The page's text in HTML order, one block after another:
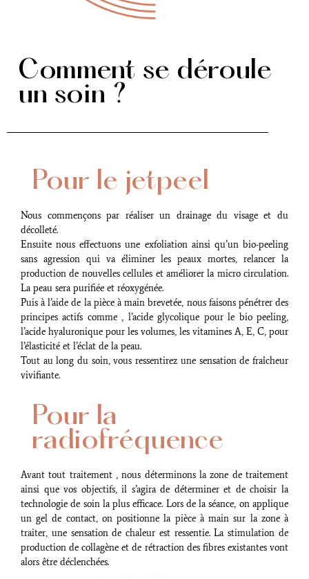
Comment se déroule
un soin ?
Pour le jetpeel
Nous commençons par réaliser un drainage du visage et du
décolleté.
Ensuite nous effectuons une exfoliation ainsi qu’un bio-peeling
sans agression qui va éliminer les peaux mortes, relancer la
production de nouvelles cellules et améliorer la micro circulation.
La peau sera purifiée et réoxygénée.
Puis à l’aide de la pièce à main brevetée, nous faisons pénétrer des
principes actifs comme , l’acide glycolique pour le bio peeling,
l’acide hyaluronique pour les volumes, les vitamines A, E, C, pour
l’élasticité et l’éclat de la peau.
Tout au long du soin, vous ressentirez une sensation de fraîcheur
vivifiante.
Pour la
radiofréquence
Avant tout traitement , nous déterminons la zone de traitement
ainsi que vos objectifs, il s’agira de déterminer et de choisir la
technologie de soin la plus efficace. Lors de la séance, on applique
un gel de contact, on positionne la pièce à main sur la zone à
traiter, une sensation de chaleur est ressentie. La stimulation de
production de collagène et de rétraction des fibres existantes vont
alors être déclenchées.